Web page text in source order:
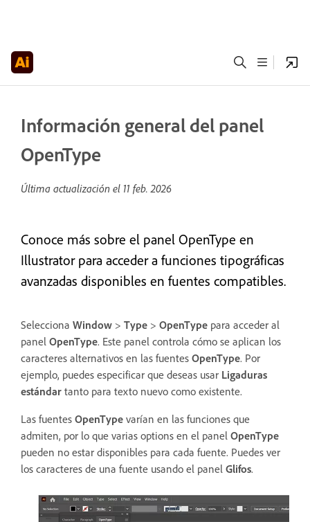
Información general del panel
OpenType
Última actualización el 11 feb. 2026
Conoce más sobre el panel OpenType en
Illustrator para acceder a funciones tipográficas
avanzadas disponibles en fuentes compatibles.
Selecciona Window > Type > OpenType para acceder al
panel OpenType. Este panel controla cómo se aplican los
caracteres alternativos en las fuentes OpenType. Por
ejemplo, puedes especificar que deseas usar Ligaduras
estándar tanto para texto nuevo como existente.
Las fuentes OpenType varían en las funciones que
admiten, por lo que varias options en el panel OpenType
pueden no estar disponibles para cada fuente. Puedes ver
los caracteres de una fuente usando el panel Glifos.